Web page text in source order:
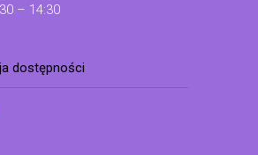
– 14:30
dostępności